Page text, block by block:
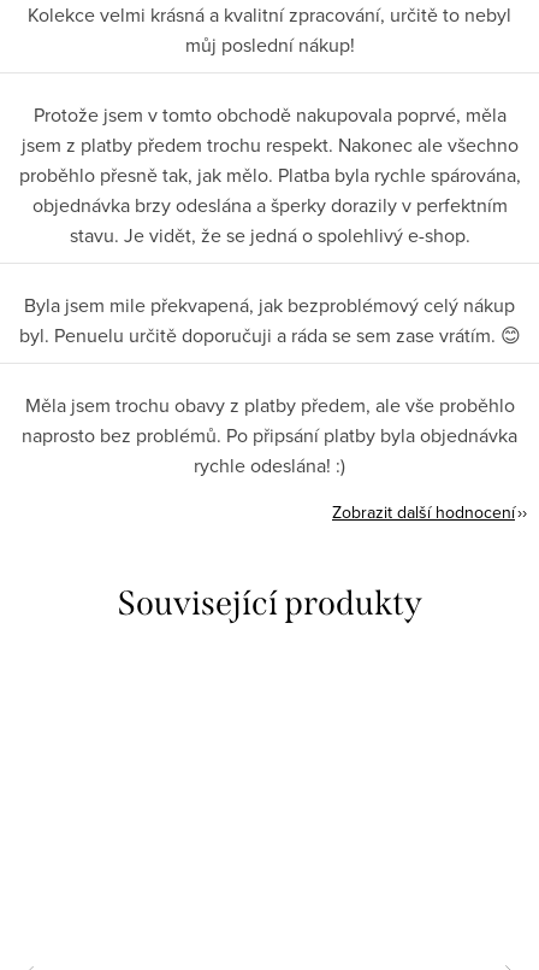
Kolekce velmi krásná a kvalitní zpracování, určitě to nebyl
můj poslední nákup!
Protože jsem v tomto obchodě nakupovala poprvé, měla
jsem z platby předem trochu respekt. Nakonec ale všechno
proběhlo přesně tak, jak mělo. Platba byla rychle spárována,
objednávka brzy odeslána a šperky dorazily v perfektním
stavu. Je vidět, že se jedná o spolehlivý e-shop.
Byla jsem mile překvapená, jak bezproblémový celý nákup
byl. Penuelu určitě doporučuji a ráda se sem zase vrátím. 😊
Měla jsem trochu obavy z platby předem, ale vše proběhlo
naprosto bez problémů. Po připsání platby byla objednávka
rychle odeslána! :)
Zobrazit další hodnocení
Související produkty